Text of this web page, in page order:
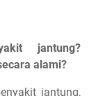
jantung?
alami?
jantung,